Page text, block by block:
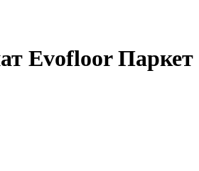
Evofloor Паркет